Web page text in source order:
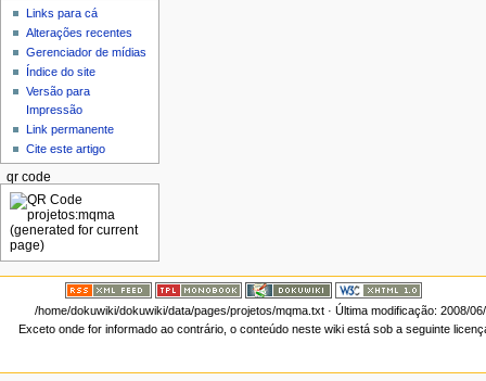
Links para cá
Alterações recentes
Gerenciador de mídias
Índice do site
Versão para
Impressão
Link permanente
Cite este artigo
qr code
/home/dokuwiki/dokuwiki/data/pages/projetos/mqma.txt· Última modificação: 2008/
Exceto onde for informado ao contrário, o conteúdo neste wiki está sob a seguinte